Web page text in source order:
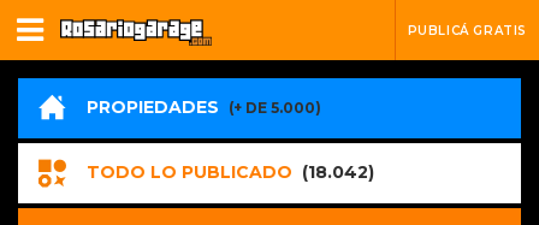
PUBLICÁ GRATIS
PROPIEDADES (+ DE 5.000)
TODO LO PUBLICADO (18.042)